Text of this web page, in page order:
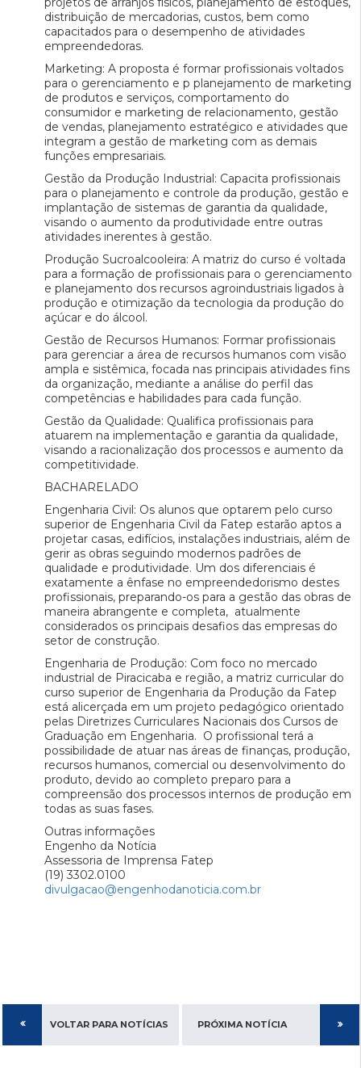
distribuição de mercadorias, custos, bem como
capacitados para o desempenho de atividades
empreendedoras.
Marketing: A proposta é formar profissionais voltados
para o gerenciamento e p planejamento de marketing
de produtos e serviços, comportamento do
consumidor e marketing de relacionamento, gestão
de vendas, planejamento estratégico e atividades que
integram a gestão de marketing com as demais
funções empresariais.
Gestão da Produção Industrial: Capacita profissionais
para o planejamento e controle da produção, gestão e
implantação de sistemas de garantia da qualidade,
visando o aumento da produtividade entre outras
atividades inerentes à gestão.
Produção Sucroalcooleira: A matriz do curso é voltada
para a formação de profissionais para o gerenciamento
e planejamento dos recursos agroindustriais ligados à
produção e otimização da tecnologia da produção do
açúcar e do álcool.
Gestão de Recursos Humanos: Formar profissionais
para gerenciar a área de recursos humanos com visão
ampla e sistêmica, focada nas principais atividades fins
da organização, mediante a análise do perfil das
competências e habilidades para cada função.
Gestão da Qualidade: Qualifica profissionais para
atuarem na implementação e garantia da qualidade,
visando a racionalização dos processos e aumento da
competitividade.
BACHARELADO
Engenharia Civil: Os alunos que optarem pelo curso
superior de Engenharia Civil da Fatep estarão aptos a
projetar casas, edifícios, instalações industriais, além de
gerir as obras seguindo modernos padrões de
qualidade e produtividade. Um dos diferenciais é
exatamente a ênfase no empreendedorismo destes
profissionais, preparando-os para a gestão das obras de
maneira abrangente e completa, atualmente
considerados os principais desafios das empresas do
setor de construção.
Engenharia de Produção: Com foco no mercado
industrial de Piracicaba e região, a matriz curricular do
curso superior de Engenharia da Produção da Fatep
está alicerçada em um projeto pedagógico orientado
pelas Diretrizes Curriculares Nacionais dos Cursos de
Graduação em Engenharia. O profissional terá a
possibilidade de atuar nas áreas de finanças, produção,
recursos humanos, comercial ou desenvolvimento do
produto, devido ao completo preparo para a
compreensão dos processos internos de produção em
todas as suas fases.
Outras informações
Engenho da Notícia
Assessoria de Imprensa Fatep
(19) 3302.0100
divulgacao@engenhodanoticia.com.br
VOLTAR PARA NOTÍCIAS PRÓXIMA NOTÍCIA